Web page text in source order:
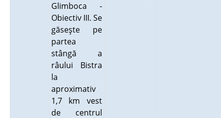
Glimboca -
Obiectiv III. Se
găseşte pe
partea
stângă a
râului Bistra
la
aproximativ
1,7 km vest
de centrul